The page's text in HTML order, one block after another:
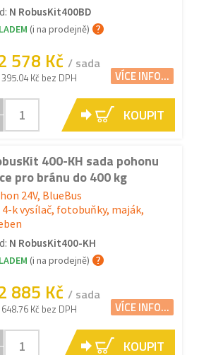
N RobusKit400BD
(i na prodejně)
578 Kč / sada
Kč bez DPH VÍCE INFO...
KOUPIT
400-KH sada pohonu
pro bránu do 400 kg
24V, BlueBus
4-k vysílač, fotobuňky, maják,
N RobusKit400-KH
(i na prodejně)
885 Kč / sada
Kč bez DPH VÍCE INFO...
KOUPIT